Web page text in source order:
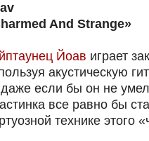
And Strange»
Йоав играет
акустическую
если бы он не умел
все равно бы
технике этого